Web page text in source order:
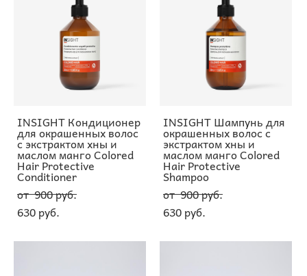
INSIGHT Кондиционер
для окрашенных волос
с экстрактом хны и
маслом манго Colored
Hair Protective
Conditioner
от 900 pуб.
630 pуб.
INSIGHT Шампунь для
окрашенных волос с
экстрактом хны и
маслом манго Colored
Hair Protective
Shampoo
от 900 pуб.
630 pуб.